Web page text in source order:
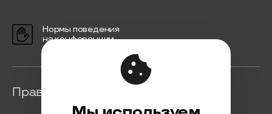
Нормы поведения
на конференции
Правовая информация